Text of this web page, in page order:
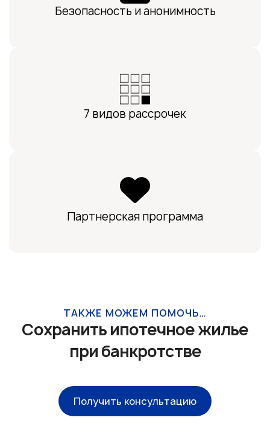
Безопасность и анонимность
7 видов рассрочек
Партнерская программа
ТАКЖЕ МОЖЕМ ПОМОЧЬ…
Сохранить ипотечное жилье
при банкротстве
Получить консультацию